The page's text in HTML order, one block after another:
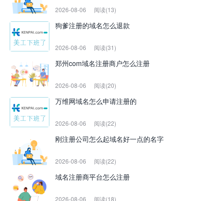
2026-08-06 阅读(13)
狗爹注册的域名怎么退款
2026-08-06 阅读(31)
郑州com域名注册商户怎么注册
2026-08-06 阅读(20)
万维网域名怎么申请注册的
2026-08-06 阅读(22)
刚注册公司怎么起域名好一点的名字
2026-08-06 阅读(22)
域名注册商平台怎么注册
2026-08-06 阅读(18)